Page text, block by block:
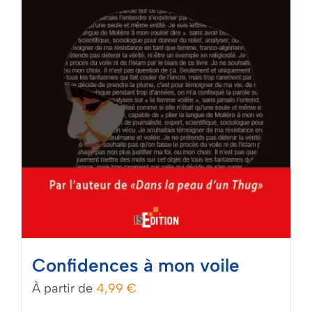
page
du
produit
Confidences à mon voile
À partir de 4,99 €